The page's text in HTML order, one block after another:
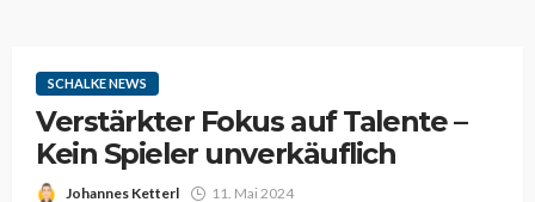
SCHALKE NEWS
Verstärkter Fokus auf Talente –
Kein Spieler unverkäuflich
Johannes Ketterl 11. Mai 2024